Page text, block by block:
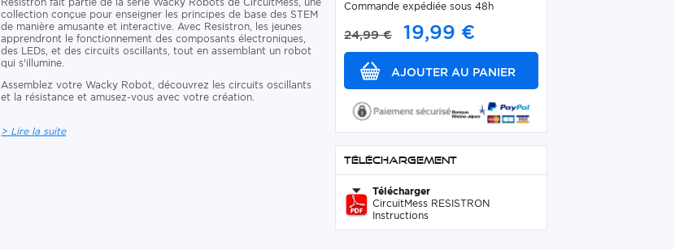
collection conçue pour enseigner les principes de base des STEM
de manière amusante et interactive. Avec Resistron, les jeunes
apprendront le fonctionnement des composants électroniques,
des LEDs, et des circuits oscillants, tout en assemblant un robot
qui s'illumine.
Assemblez votre Wacky Robot, découvrez les circuits oscillants
et la résistance et amusez-vous avec votre création.
> Lire la suite
Commande expédiée sous 48h
24,99 € 19,99 €
Téléchargement
Télécharger
CircuitMess RESISTRON
Instructions